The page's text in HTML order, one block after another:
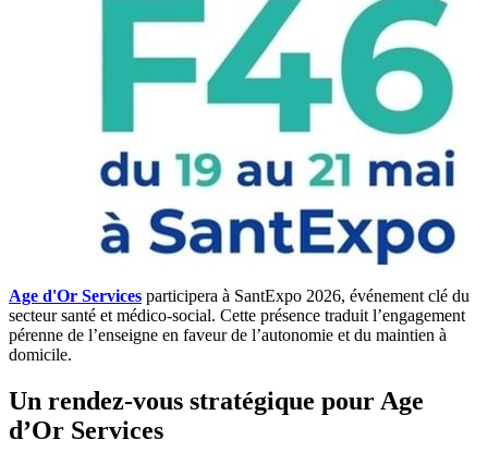
Age d'Or Services participera à SantExpo 2026, événement clé du
secteur santé et médico-social. Cette présence traduit l’engagement
pérenne de l’enseigne en faveur de l’autonomie et du maintien à
domicile.
Un rendez-vous stratégique pour Age
d’Or Services